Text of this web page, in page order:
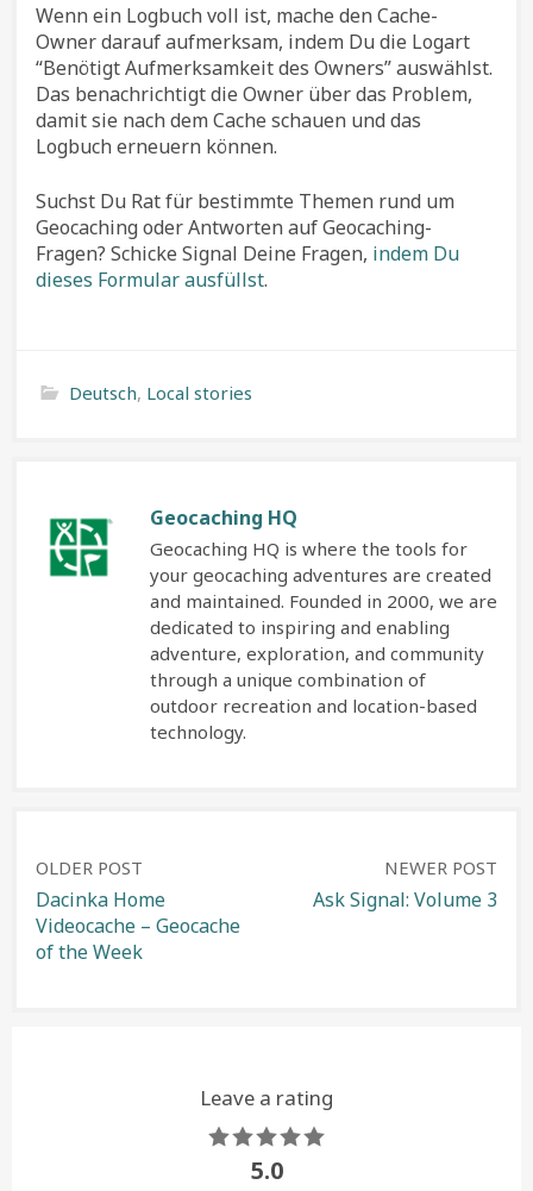
Wenn ein Logbuch voll ist, mache den Cache-
Owner darauf aufmerksam, indem Du die Logart
“Benötigt Aufmerksamkeit des Owners” auswählst.
Das benachrichtigt die Owner über das Problem,
damit sie nach dem Cache schauen und das
Logbuch erneuern können.
Suchst Du Rat für bestimmte Themen rund um
Geocaching oder Antworten auf Geocaching-
Fragen? Schicke Signal Deine Fragen, indem Du
dieses Formular ausfüllst.
Deutsch, Local stories
Geocaching HQ
Geocaching HQ is where the tools for
your geocaching adventures are created
and maintained. Founded in 2000, we are
dedicated to inspiring and enabling
adventure, exploration, and community
through a unique combination of
outdoor recreation and location-based
technology.
Post
navigation
OLDER POST
Dacinka Home
Videocache – Geocache
of the Week
NEWER POST
Ask Signal: Volume 3